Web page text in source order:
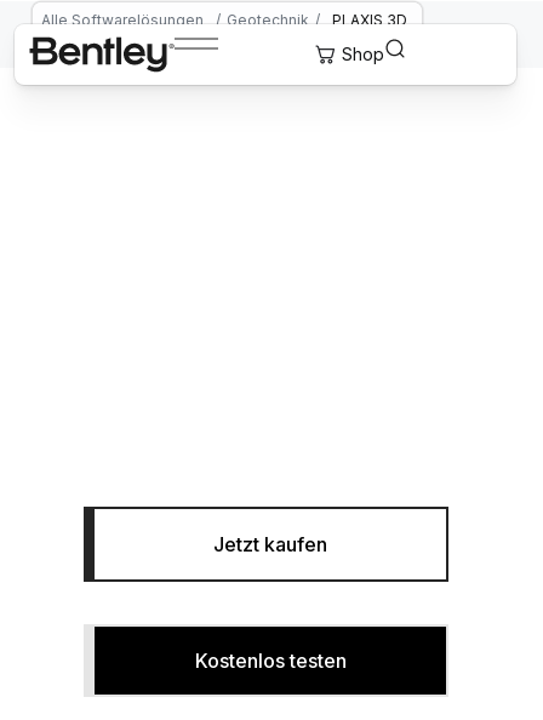
Alle Softwarelösungen / Geotechnik / PLAXIS 3D
Jetzt kaufen
Kostenlos testen